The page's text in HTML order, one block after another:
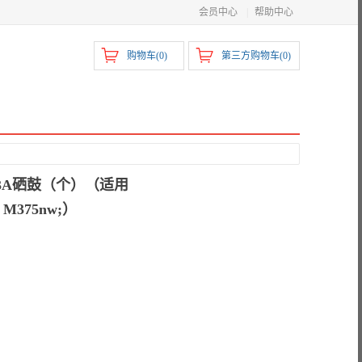
会员中心 帮助中心
第三方购物车(0)
购物车(0)
硒鼓（个）（适用
）